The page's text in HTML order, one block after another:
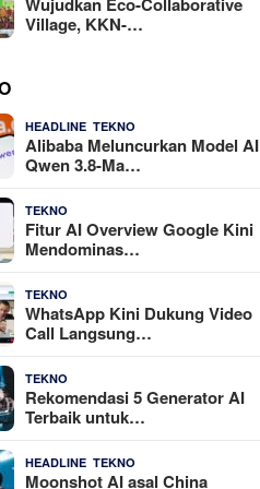
Village, KKN-…
HEADLINE ,TEKNO
Alibaba Meluncurkan Model AI
Qwen 3.8-Ma…
TEKNO
Fitur AI Overview Google Kini
Mendominas…
TEKNO
WhatsApp Kini Dukung Video
Call Langsung…
TEKNO
Rekomendasi 5 Generator AI
Terbaik untuk…
HEADLINE ,TEKNO
Moonshot AI asal China